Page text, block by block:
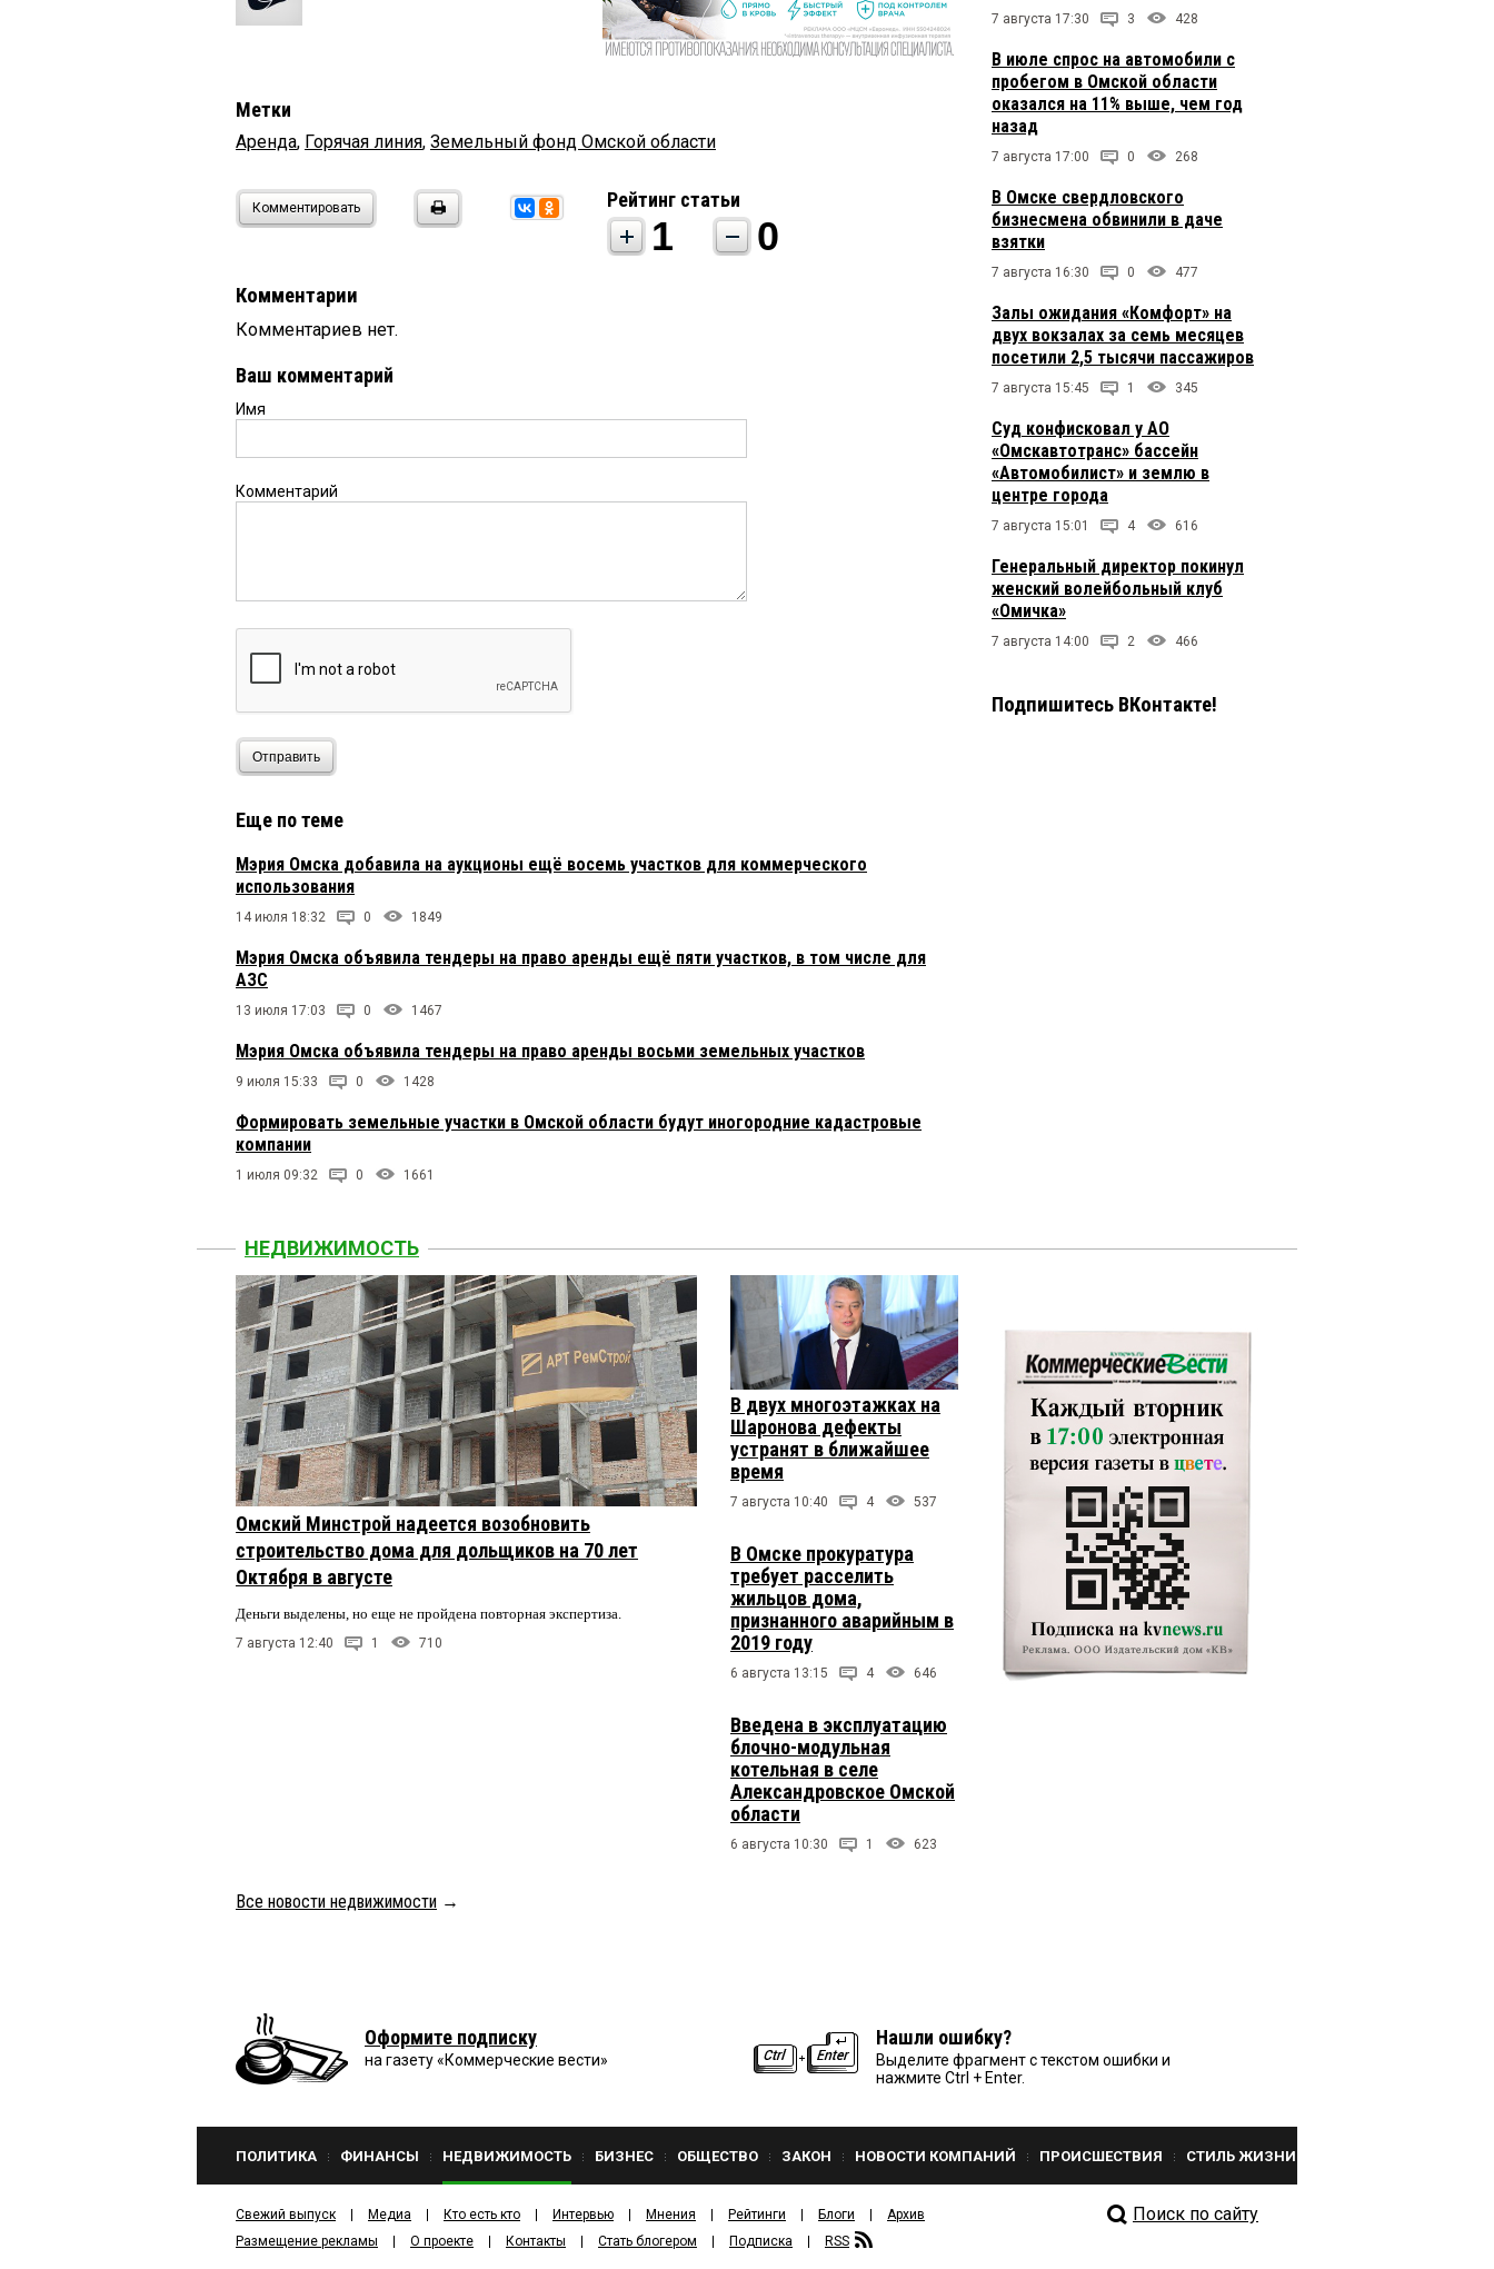
Метки
Аренда, Горячая линия, Земельный фонд Омской области
Комментировать Рейтинг статьи
1 0
Комментарии
Комментариев нет.
Ваш комментарий
Имя
Комментарий
Отправить
Еще по теме
Мэрия Омска добавила на аукционы ещё восемь участков для коммерческого
использования
14 июля 18:32 0 1849
Мэрия Омска объявила тендеры на право аренды ещё пяти участков, в том числе для
АЗС
13 июля 17:03 0 1467
Мэрия Омска объявила тендеры на право аренды восьми земельных участков
9 июля 15:33 0 1428
Формировать земельные участки в Омской области будут иногородние кадастровые
компании
1 июля 09:32 0 1661
7 августа 17:30 3 428
В июле спрос на автомобили с
пробегом в Омской области
оказался на 11% выше, чем год
назад
7 августа 17:00 0 268
В Омске свердловского
бизнесмена обвинили в даче
взятки
7 августа 16:30 0 477
Залы ожидания «Комфорт» на
двух вокзалах за семь месяцев
посетили 2,5 тысячи пассажиров
7 августа 15:45 1 345
Суд конфисковал у АО
«Омскавтотранс» бассейн
«Автомобилист» и землю в
центре города
7 августа 15:01 4 616
Генеральный директор покинул
женский волейбольный клуб
«Омичка»
7 августа 14:00 2 466
Подпишитесь ВКонтакте!
НЕДВИЖИМОСТЬ
Омский Минстрой надеется возобновить
строительство дома для дольщиков на 70 лет
Октября в августе
Деньги выделены, но еще не пройдена повторная экспертиза.
7 августа 12:40 1 710
В двух многоэтажках на
Шаронова дефекты
устранят в ближайшее
время
7 августа 10:40 4 537
В Омске прокуратура
требует расселить
жильцов дома,
признанного аварийным в
2019 году
6 августа 13:15 4 646
Введена в эксплуатацию
блочно-модульная
котельная в селе
Александровское Омской
области
6 августа 10:30 1 623
Все новости недвижимости →
Оформите подписку
на газету «Коммерческие вести»
Нашли ошибку?
Выделите фрагмент с текстом ошибки и
нажмите Ctrl + Enter.
ПОЛИТИКА ФИНАНСЫ НЕДВИЖИМОСТЬ БИЗНЕС ОБЩЕСТВО ЗАКОН НОВОСТИ КОМПАНИЙ ПРОИСШЕСТВИЯ СТИЛЬ ЖИЗНИ
Свежий выпуск Медиа Кто есть кто Интервью Мнения Рейтинги Блоги
Архив
Размещение рекламы
О проекте Контакты Стать блогером Подписка RSS
Поиск по сайту